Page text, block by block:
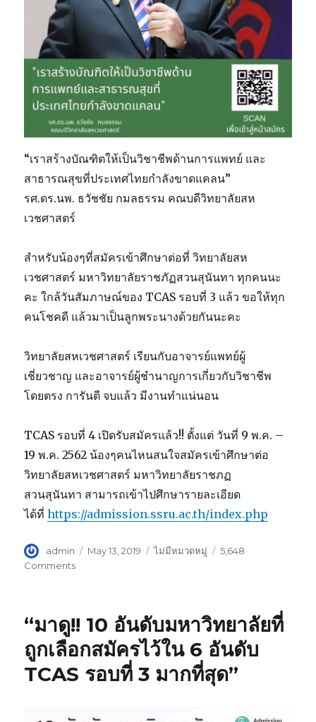
“เราสร้างบัณฑิตให้เป็นวิชาชีพด้านการแพทย์ และ
สาธารณสุขที่ประเทศไทยกำลังขาดแคลน”
รศ.ดร.นพ. ธวัชชัย กมลธรรม คณบดีวิทยาลัยสห
เวชศาสตร์
สำหรับน้องๆที่สมัครเข้าศึกษาต่อที่ วิทยาลัยสห
เวชศาสตร์ มหาวิทยาลัยราชภัฏสวนสุนันทา ทุกคนนะ
คะ ใกล้วันสัมภาษณ์ของ TCAS รอบที่ 3 แล้ว ขอให้ทุก
คนโชคดี แล้วมาเป็นลูกพระนางด้วยกันนะคะ
วิทยาลัยสหเวชศาสตร์ เรียนกับอาจารย์แพทย์ผู้
เชี่ยวชาญ และอาจารย์ผู้ชำนาญการเกี่ยวกับวิชาชีพ
โดยตรง การันตี จบแล้ว มีงานทำแน่นอน
TCAS รอบที่ 4 เปิดรับสมัครแล้ว!! ตั้งแต่ วันที่ 9 พ.ค. –
19 พ.ค. 2562 น้องๆคนไหนสนใจสมัครเข้าศึกษาต่อ
วิทยาลัยสหเวชศาสตร์ มหาวิทยาลัยราชภฏ
สวนสุนันทา สามารถเข้าไปศึกษารายละเอียด
ได้ที่https://admission.ssru.ac.th/index.php
Author
admin
Posted
May 13, 2019 Categories
ไม่มีหมวดหมู่
5,648
Comments
วิชาชีพ
ด้าน
การ
“มาดู!! 10 อันดับมหาวิทยาลัยที่
ถูกเลือกสมัครไว้ใน 6 อันดับ
TCAS รอบที่ 3 มากที่สุด”